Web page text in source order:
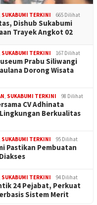
SUKABUMI TERKINI 665 Dilihat
Dishub Sukabumi
Trayek Angkot 02
SUKABUMI TERKINI 167 Dilihat
Prabu Siliwangi
Dorong Wisata
, SUKABUMI TERKINI 98 Dilihat
CV Adhinata
Berkualitas
SUKABUMI TERKINI 95 Dilihat
Pastikan Pembuatan
SUKABUMI TERKINI 94 Dilihat
24 Pejabat, Perkuat
Sistem Merit